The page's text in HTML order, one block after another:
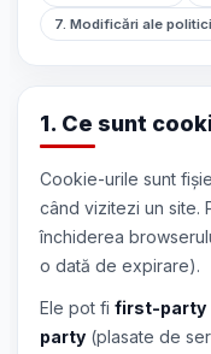
7. Modificări ale
1. Ce sunt
Cookie-urile sunt
când vizitezi un site.
închiderea
o dată de expirare).
Ele pot fi first-party
party (plasate de